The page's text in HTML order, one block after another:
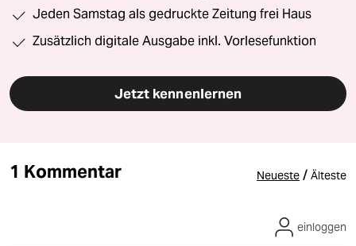
Jeden Samstag als gedruckte Zeitung frei Haus
Zusätzlich digitale Ausgabe inkl. Vorlesefunktion
Jetzt kennenlernen
1 Kommentar Neueste / Älteste
einloggen